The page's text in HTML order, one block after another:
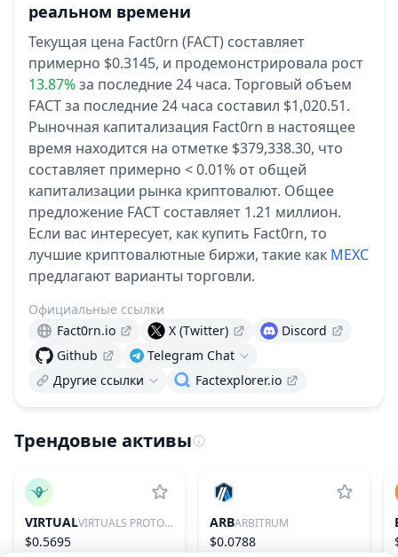
реальном времени
Текущая цена Fact0rn (FACT) составляет
примерно $0.3145, и продемонстрировала рост
13.87%за последние 24 часа. Торговый объем
FACT за последние 24 часа составил $1,020.51.
Рыночная капитализация Fact0rn в настоящее
время находится на отметке $379,338.30, что
составляет примерно < 0.01% от общей
капитализации рынка криптовалют. Общее
предложение FACT составляет 1.21 миллион.
Если вас интересует, как купить Fact0rn, то
лучшие криптовалютные биржи, такие как MEXC
предлагают варианты торговли.
Официальные ссылки
Fact0rn.io
X (Twitter)
Discord
Github
Telegram Chat
Другие ссылки
Factexplorer.io
Трендовые активы
VIRTUAL VIRTUALS PROTOCOL
$0.5695
ARBARBITRUM
$0.0788